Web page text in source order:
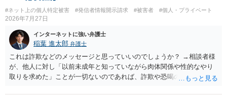
#ネット上の個人特定被害 #発信者情報開示請求 #被害者 #個人・プライベート
2026年7月27日
インターネットに強い弁護士
稲葉 進太郎 弁護士
これは詐欺などのメッセージと思っていいのでしょうか？ →相談者様
が、他人に対し「以前未成年と知っていながら肉体関係や性的なやり
取りを求めた」ことが一切ないのであれば、詐欺や恐喝の可能性が高